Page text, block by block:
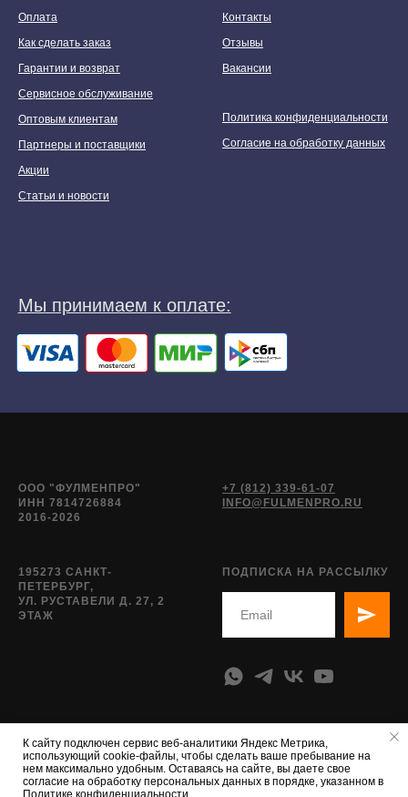
К сайту подключен сервис веб-аналитики Яндекс Метрика,
использующий cookie-файлы, чтобы сделать ваше пребывание на
нем максимально удобным. Оставаясь на сайте, вы даете свое
согласие на обработку персональных данных в порядке, указанном в
Политике конфиденциальности.
Оплата
Как сделать заказ
Гарантии и возврат
Сервисное обслуживание
Оптовым клиентам
Партнеры и поставщики
Акции
Статьи и новости
Контакты
Отзывы
Вакансии
Политика конфиденциальности
Согласие на обработку данных
ООО "ФУЛМЕНПРО"
ИНН 7814726884
2016-2026
+7 (812) 339-61-07
INFO@FULMENPRO.RU
195273 САНКТ-
ПЕТЕРБУРГ,
УЛ. РУСТАВЕЛИ Д. 27, 2
ЭТАЖ
ПОДПИСКА НА РАССЫЛКУ